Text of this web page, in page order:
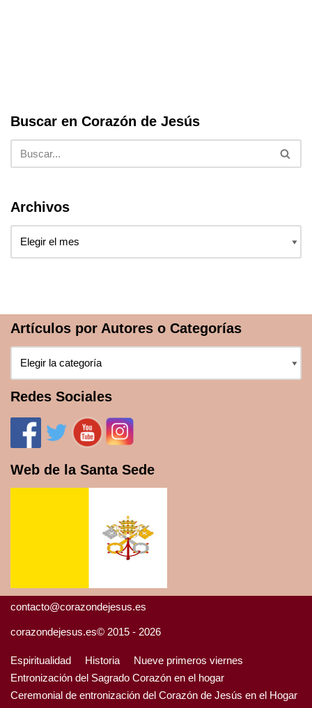
Buscar en Corazón de Jesús
Archivos
Artículos por Autores o Categorías
Redes Sociales
Web de la Santa Sede
contacto@corazondejesus.es
corazondejesus.es© 2015 - 2026
Espiritualidad Historia
Nueve primeros viernes
Entronización del Sagrado Corazón en el hogar
Ceremonial de entronización del Corazón de Jesús en el Hogar